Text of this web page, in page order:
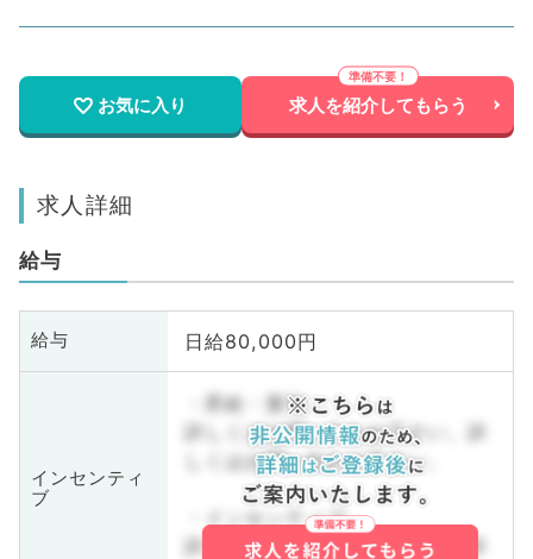
お気に入り 求人を紹介してもらう
求人詳細
給与
給与 日給80,000円
インセンティ
ブ
・昇給・賞与
詳しくはお問い合わせ下さい。詳
しくはお問い合わせ下さい。
・インセンティブ
詳しくはお問い合わせ下さい。詳